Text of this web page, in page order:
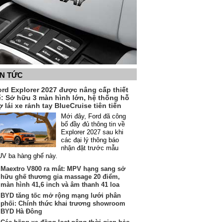
TỨC
Explorer 2027 được nâng cấp thiết
Sở hữu 3 màn hình lớn, hệ thống hỗ
lái xe rảnh tay BlueCruise tiên tiến
Mới đây, Ford đã công
bố đầy đủ thông tin về
Explorer 2027 sau khi
các đại lý thông báo
nhận đặt trước mẫu
ba hàng ghế này.
Maextro V800 ra mắt: MPV hạng sang sở
hữu ghế thương gia massage 20 điểm,
màn hình 41,6 inch và âm thanh 41 loa
BYD tăng tốc mở rộng mạng lưới phân
phối: Chính thức khai trương showroom
BYD Hà Đông